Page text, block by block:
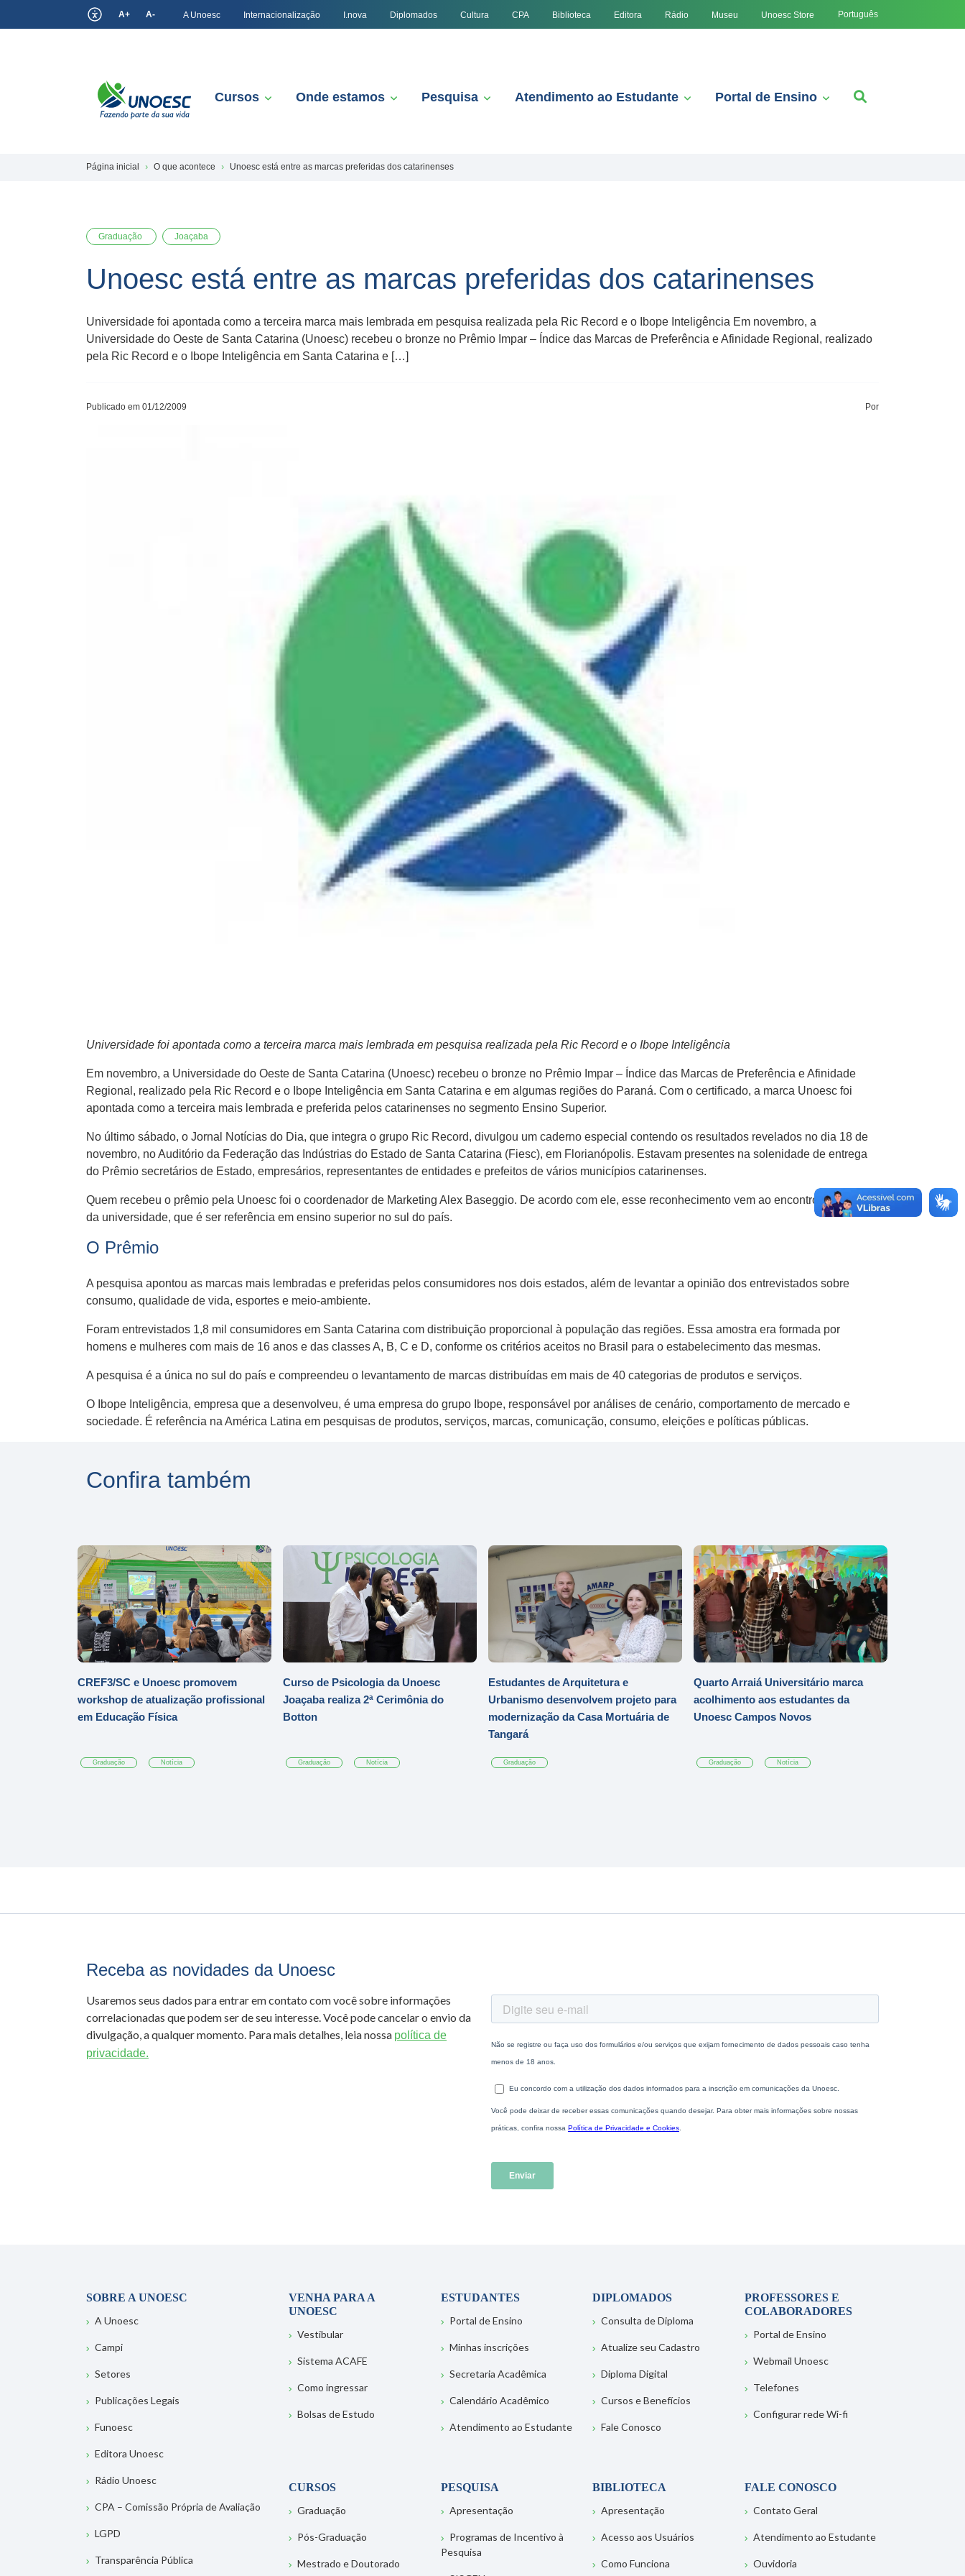
A+ A- A Unoesc Internacionalização I.nova Diplomados Cultura CPA Biblioteca Editora Rádio Museu Unoesc Store Português
Cursos Onde estamos Pesquisa Atendimento ao Estudante Portal de Ensino
Página inicial O que acontece Unoesc está entre as marcas preferidas dos catarinenses
Graduação Joaçaba
Unoesc está entre as marcas preferidas dos catarinenses
Universidade foi apontada como a terceira marca mais lembrada em pesquisa realizada pela Ric Record e o Ibope Inteligência Em novembro, a
Universidade do Oeste de Santa Catarina (Unoesc) recebeu o bronze no Prêmio Impar – Índice das Marcas de Preferência e Afinidade Regional, realizado
pela Ric Record e o Ibope Inteligência em Santa Catarina e […]
Publicado em 01/12/2009 Por
Universidade foi apontada como a terceira marca mais lembrada em pesquisa realizada pela Ric Record e o Ibope Inteligência
Em novembro, a Universidade do Oeste de Santa Catarina (Unoesc) recebeu o bronze no Prêmio Impar – Índice das Marcas de Preferência e Afinidade
Regional, realizado pela Ric Record e o Ibope Inteligência em Santa Catarina e em algumas regiões do Paraná. Com o certificado, a marca Unoesc foi
apontada como a terceira mais lembrada e preferida pelos catarinenses no segmento Ensino Superior.
No último sábado, o Jornal Notícias do Dia, que integra o grupo Ric Record, divulgou um caderno especial contendo os resultados revelados no dia 18 de
novembro, no Auditório da Federação das Indústrias do Estado de Santa Catarina (Fiesc), em Florianópolis. Estavam presentes na solenidade de entrega
do Prêmio secretários de Estado, empresários, representantes de entidades e prefeitos de vários municípios catarinenses.
Quem recebeu o prêmio pela Unoesc foi o coordenador de Marketing Alex Baseggio. De acordo com ele, esse reconhecimento vem ao encontro da visão
da universidade, que é ser referência em ensino superior no sul do país.
O Prêmio
A pesquisa apontou as marcas mais lembradas e preferidas pelos consumidores nos dois estados, além de levantar a opinião dos entrevistados sobre
consumo, qualidade de vida, esportes e meio-ambiente.
Foram entrevistados 1,8 mil consumidores em Santa Catarina com distribuição proporcional à população das regiões. Essa amostra era formada por
homens e mulheres com mais de 16 anos e das classes A, B, C e D, conforme os critérios aceitos no Brasil para o estabelecimento das mesmas.
A pesquisa é a única no sul do país e compreendeu o levantamento de marcas distribuídas em mais de 40 categorias de produtos e serviços.
O Ibope Inteligência, empresa que a desenvolveu, é uma empresa do grupo Ibope, responsável por análises de cenário, comportamento de mercado e
sociedade. É referência na América Latina em pesquisas de produtos, serviços, marcas, comunicação, consumo, eleições e políticas públicas.
Confira também
CREF3/SC e Unoesc promovem
workshop de atualização profissional
em Educação Física
Graduação Notícia
Curso de Psicologia da Unoesc
Joaçaba realiza 2ª Cerimônia do
Botton
Graduação Notícia
Estudantes de Arquitetura e
Urbanismo desenvolvem projeto para
modernização da Casa Mortuária de
Tangará
Graduação
Quarto Arraiá Universitário marca
acolhimento aos estudantes da
Unoesc Campos Novos
Graduação Notícia
Receba as novidades da Unoesc
Usaremos seus dados para entrar em contato com você sobre informações
correlacionadas que podem ser de seu interesse. Você pode cancelar o envio da
divulgação, a qualquer momento. Para mais detalhes, leia nossa política de
privacidade.
SOBRE A UNOESC
A Unoesc
Campi
Setores
Publicações Legais
Funoesc
Editora Unoesc
Rádio Unoesc
CPA – Comissão Própria de Avaliação
LGPD
Transparência Pública
VENHA PARA A
UNOESC
Vestibular
Sistema ACAFE
Como ingressar
Bolsas de Estudo
ESTUDANTES
Portal de Ensino
Minhas inscrições
Secretaria Acadêmica
Calendário Acadêmico
Atendimento ao Estudante
DIPLOMADOS
Consulta de Diploma
Atualize seu Cadastro
Diploma Digital
Cursos e Benefícios
Fale Conosco
PROFESSORES E
COLABORADORES
Portal de Ensino
Webmail Unoesc
Telefones
Configurar rede Wi-fi
CURSOS
Graduação
Pós-Graduação
Mestrado e Doutorado
PESQUISA
Apresentação
Programas de Incentivo à
Pesquisa
BIBLIOTECA
Apresentação
Acesso aos Usuários
Como Funciona
FALE CONOSCO
Contato Geral
Atendimento ao Estudante
Ouvidoria